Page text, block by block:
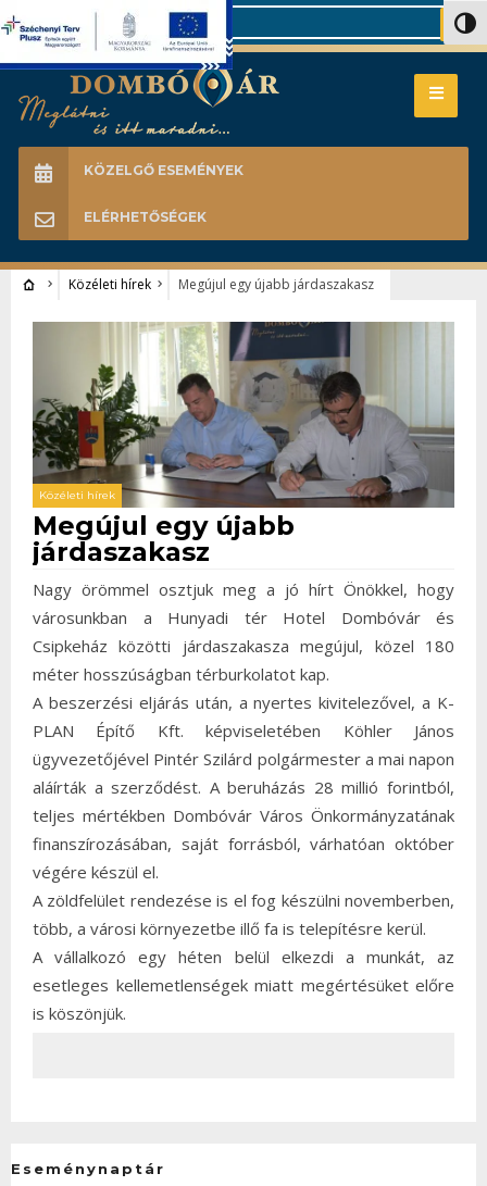
Search
KÖZELGŐ ESEMÉNYEK
ELÉRHETŐSÉGEK
Közéleti hírek Megújul egy újabb járdaszakasz
Közéleti hírek
Megújul egy újabb
járdaszakasz
Nagy örömmel osztjuk meg a jó hírt Önökkel, hogy
városunkban a Hunyadi tér Hotel Dombóvár és
Csipkeház közötti járdaszakasza megújul, közel 180
méter hosszúságban térburkolatot kap.
A beszerzési eljárás után, a nyertes kivitelezővel, a K-
PLAN Építő Kft. képviseletében Köhler János
ügyvezetőjével Pintér Szilárd polgármester a mai napon
aláírták a szerződést. A beruházás 28 millió forintból,
teljes mértékben Dombóvár Város Önkormányzatának
finanszírozásában, saját forrásból, várhatóan október
végére készül el.
A zöldfelület rendezése is el fog készülni novemberben,
több, a városi környezetbe illő fa is telepítésre kerül.
A vállalkozó egy héten belül elkezdi a munkát, az
esetleges kellemetlenségek miatt megértésüket előre
is köszönjük.
Eseménynaptár